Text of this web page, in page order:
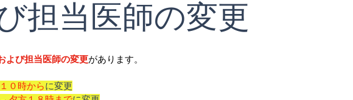
担当医師の変更
よび担当医師の変更があります。
０時からに変更